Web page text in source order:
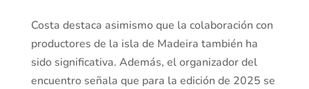
Costa destaca asimismo que la colaboración con
productores de la isla de Madeira también ha
sido significativa. Además, el organizador del
encuentro señala que para la edición de 2025 se